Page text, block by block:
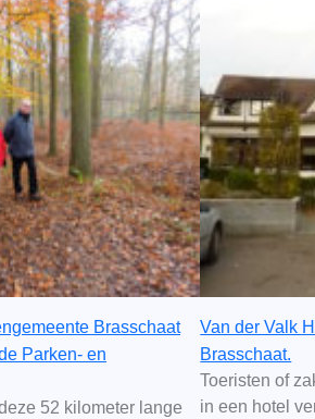
Brasschaat
Parken- en
52 kilometer lange
Van der Valk
Brasschaat.
Toeristen of
in een hotel